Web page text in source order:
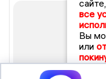
все
Вы
или